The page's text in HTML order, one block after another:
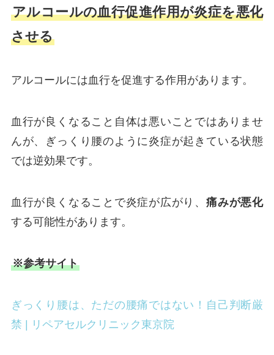
アルコールの血行促進作用が炎症を悪化
させる
アルコールには血行を促進する作用があります。
血行が良くなること自体は悪いことではありませ
んが、ぎっくり腰のように炎症が起きている状態
では逆効果です。
血行が良くなることで炎症が広がり、痛みが悪化
する可能性があります。
※参考サイト
ぎっくり腰は、ただの腰痛ではない！自己判断厳
禁 | リペアセルクリニック東京院